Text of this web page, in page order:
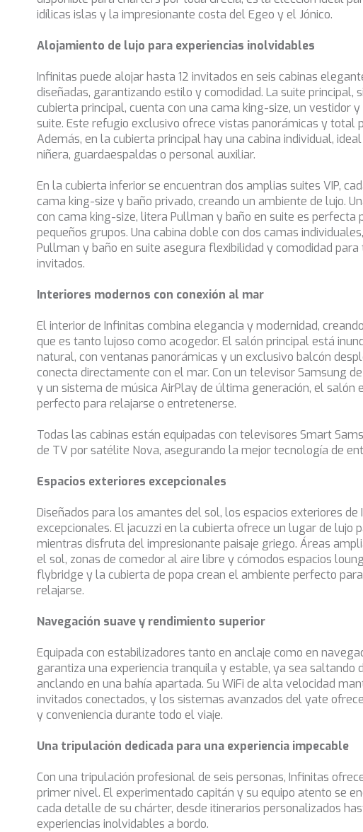
idílicas islas y la impresionante costa del Egeo y el Jónico.
Alojamiento de lujo para experiencias inolvidables
Infinitas puede alojar hasta 12 invitados en seis cabinas
diseñadas, garantizando estilo y comodidad. La suite principal,
cubierta principal, cuenta con una cama king-size, un vestidor y
suite. Este refugio exclusivo ofrece vistas panorámicas y total
Además, en la cubierta principal hay una cabina individual,
niñera, guardaespaldas o personal auxiliar.
En la cubierta inferior se encuentran dos amplias suites VIP,
cama king-size y baño privado, creando un ambiente de lujo.
con cama king-size, litera Pullman y baño en suite es perfecta
pequeños grupos. Una cabina doble con dos camas
Pullman y baño en suite asegura flexibilidad y comodidad para
invitados.
Interiores modernos con conexión al mar
El interior de Infinitas combina elegancia y modernidad,
que es tanto lujoso como acogedor. El salón principal está
natural, con ventanas panorámicas y un exclusivo balcón
conecta directamente con el mar. Con un televisor Samsung
y un sistema de música AirPlay de última generación, el salón
perfecto para relajarse o entretenerse.
Todas las cabinas están equipadas con televisores Smart
de TV por satélite Nova, asegurando la mejor tecnología de
Espacios exteriores excepcionales
Diseñados para los amantes del sol, los espacios exteriores de
excepcionales. El jacuzzi en la cubierta ofrece un lugar de lujo
mientras disfruta del impresionante paisaje griego. Áreas
el sol, zonas de comedor al aire libre y cómodos espacios
flybridge y la cubierta de popa crean el ambiente perfecto
relajarse.
Navegación suave y rendimiento superior
Equipada con estabilizadores tanto en anclaje como en
garantiza una experiencia tranquila y estable, ya sea saltando
anclando en una bahía apartada. Su WiFi de alta velocidad
invitados conectados, y los sistemas avanzados del yate
y conveniencia durante todo el viaje.
Una tripulación dedicada para una experiencia impecable
Con una tripulación profesional de seis personas, Infinitas
primer nivel. El experimentado capitán y su equipo atento se
cada detalle de su chárter, desde itinerarios personalizados
experiencias inolvidables a bordo.